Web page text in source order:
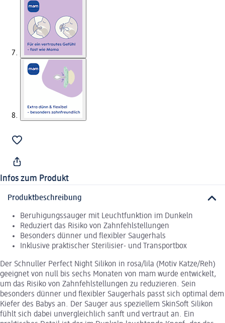
Infos zum Produkt
Produktbeschreibung
Beruhigungssauger mit Leuchtfunktion im Dunkeln
Reduziert das Risiko von Zahnfehlstellungen
Besonders dünner und flexibler Saugerhals
Inklusive praktischer Sterilisier- und Transportbox
Der Schnuller Perfect Night Silikon in rosa/lila (Motiv Katze/Reh)
geeignet von null bis sechs Monaten von mam wurde entwickelt,
um das Risiko von Zahnfehlstellungen zu reduzieren. Sein
besonders dünner und flexibler Saugerhals passt sich optimal dem
Kiefer des Babys an. Der Sauger aus speziellem SkinSoft Silikon
fühlt sich dabei unvergleichlich sanft und vertraut an. Ein